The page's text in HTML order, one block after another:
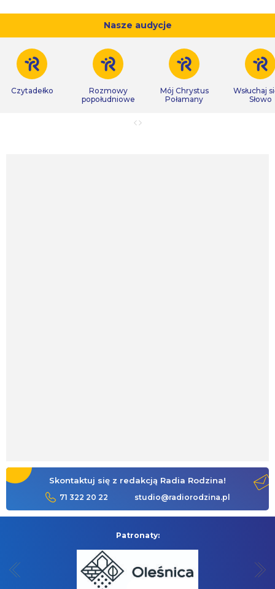
Nasze audycje
Czytadełko
Rozmowy
popołudniowe
Mój Chrystus
Połamany
Wsłuchaj
Słowo
Skontaktuj się z redakcją Radia Rodzina!
71 322 20 22 studio@radiorodzina.pl
Patronaty: